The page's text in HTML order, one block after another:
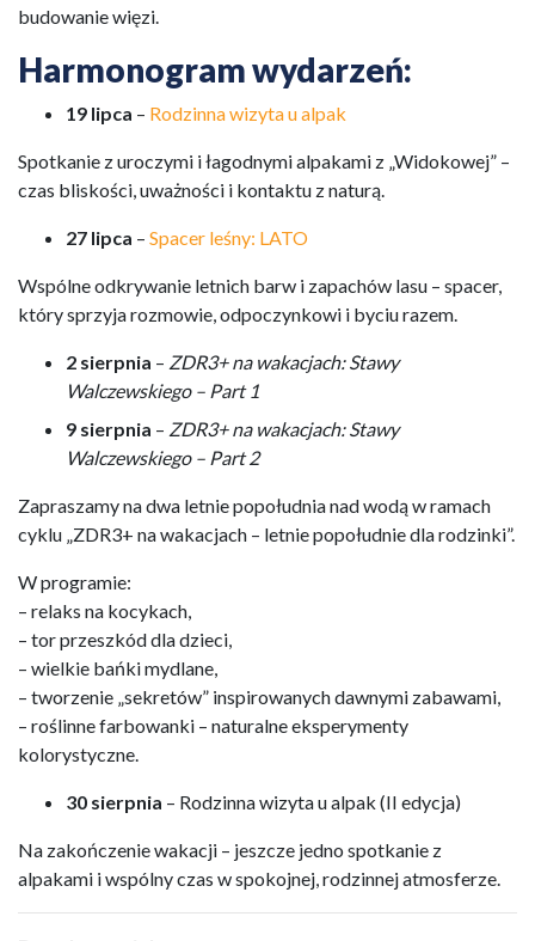
budowanie więzi.
Harmonogram wydarzeń:
19 lipca – Rodzinna wizyta u alpak
Spotkanie z uroczymi i łagodnymi alpakami z „Widokowej” –
czas bliskości, uważności i kontaktu z naturą.
27 lipca – Spacer leśny: LATO
Wspólne odkrywanie letnich barw i zapachów lasu – spacer,
który sprzyja rozmowie, odpoczynkowi i byciu razem.
2 sierpnia – ZDR3+ na wakacjach: Stawy
Walczewskiego – Part 1
9 sierpnia – ZDR3+ na wakacjach: Stawy
Walczewskiego – Part 2
Zapraszamy na dwa letnie popołudnia nad wodą w ramach
cyklu „ZDR3+ na wakacjach – letnie popołudnie dla rodzinki”.
W programie:
– relaks na kocykach,
– tor przeszkód dla dzieci,
– wielkie bańki mydlane,
– tworzenie „sekretów” inspirowanych dawnymi zabawami,
– roślinne farbowanki – naturalne eksperymenty
kolorystyczne.
30 sierpnia – Rodzinna wizyta u alpak (II edycja)
Na zakończenie wakacji – jeszcze jedno spotkanie z
alpakami i wspólny czas w spokojnej, rodzinnej atmosferze.